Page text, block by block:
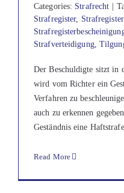
Categories: Strafrecht
Strafregister,
Strafverteidigung,
Der Beschuldigte sitzt in
wird vom Richter ein
Verfahren zu
auch zu erkennen
Geständnis eine
Read More